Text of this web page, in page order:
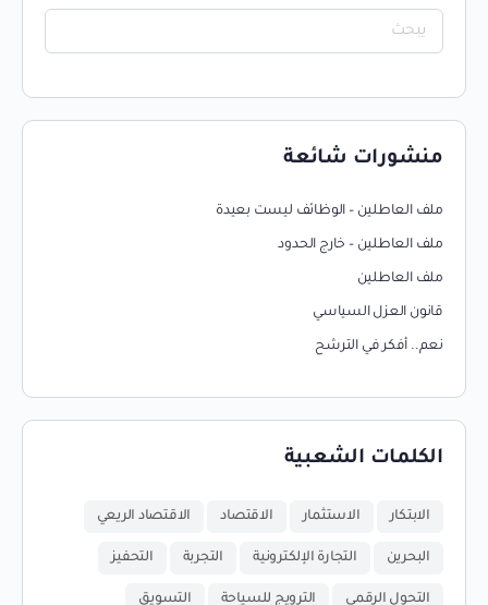
منشورات شائعة
ملف العاطلين – الوظائف ليست بعيدة
ملف العاطلين – خارج الحدود
ملف العاطلين
قانون العزل السياسي
نعم.. أفكر في الترشح
الكلمات الشعبية
الابتكار الاستثمار الاقتصاد الاقتصاد الريعي
البحرين التجارة الإلكترونية التجربة التحفيز
التحول الرقمي الترويج للسياحة التسويق